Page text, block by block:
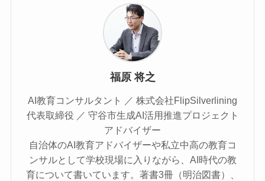
福原 将之
AI教育コンサルタント ／ 株式会社FlipSilverlining
代表取締役 ／ 守谷市生成AI活用推進プロジェクト
アドバイザー
自治体のAI教育アドバイザーや私立中高の教育コ
ンサルとして学校現場に入りながら、AI時代の教
育について書いています。著書3冊（明治図書）、